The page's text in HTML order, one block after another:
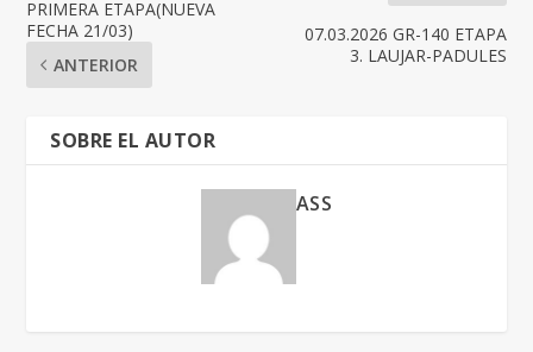
PRIMERA ETAPA(NUEVA
FECHA 21/03)
ANTERIOR
07.03.2026 GR-140 ETAPA
3. LAUJAR-PADULES
SOBRE EL AUTOR
ASS